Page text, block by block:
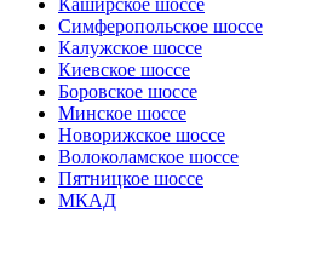
Каширское шоссе
Симферопольское шоссе
Калужское шоссе
Киевское шоссе
Боровское шоссе
Минское шоссе
Новорижское шоссе
Волоколамское шоссе
Пятницкое шоссе
МКАД